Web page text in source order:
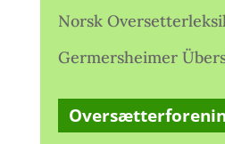
Norsk
Germersheimer